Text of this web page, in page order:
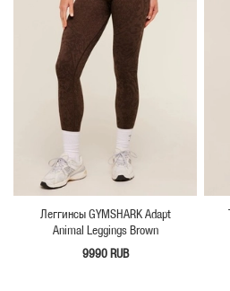
Леггинсы GYMSHARK Adapt
Animal Leggings Brown
9990 RUB